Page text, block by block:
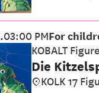
03:00 PMFor
KOBALT
Die
KOLK 17